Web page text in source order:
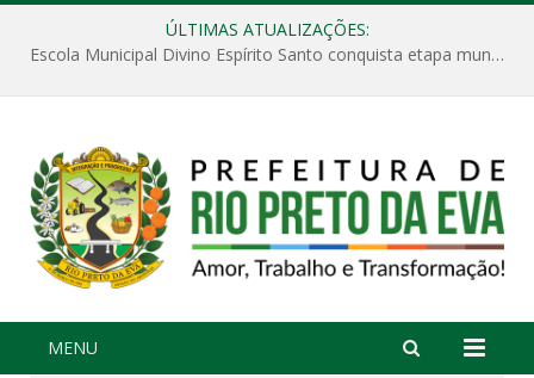
ÚLTIMAS ATUALIZAÇÕES:
Escola Municipal Divino Espírito Santo conquista etapa municipal da V Feira Amazonense de Matemática
MENU